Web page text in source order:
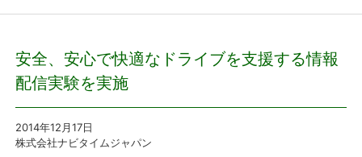
プレスリリース
プレスリリース
安全、安心で快適なドライブを支援する情報
配信実験を実施
2014年12月17日
株式会社ナビタイムジャパン